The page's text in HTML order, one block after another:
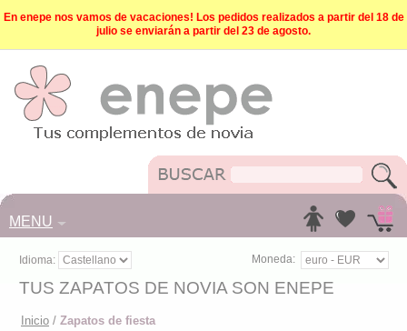
En enepe nos vamos de vacaciones! Los pedidos realizados a partir del 18 de
julio se enviarán a partir del 23 de agosto.
MENU
Idioma: Moneda:
TUS ZAPATOS DE NOVIA SON ENEPE
Inicio / Zapatos de fiesta